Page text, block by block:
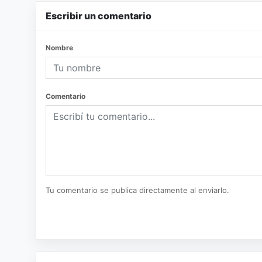
Escribir un comentario
Nombre
Comentario
Tu comentario se publica directamente al enviarlo.